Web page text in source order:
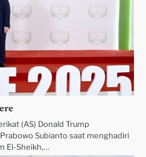
(AS) Donald Trump
Subianto saat menghadiri
El-Sheikh,…